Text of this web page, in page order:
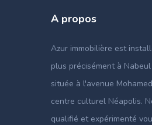
A propos
Azur immobilière est
plus précisément à
située à l'avenue
centre culturel Néapolis.
qualifié et expérimenté